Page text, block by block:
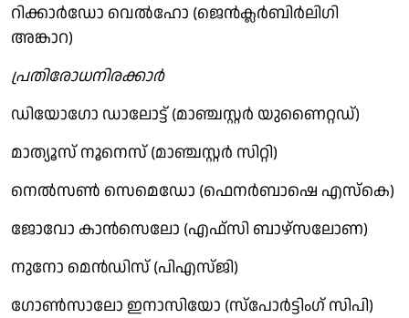
റിക്കാര്‍ഡോ വെല്‍ഹോ (ജെന്‍ക്ലര്‍ബിര്‍ലിഗി
അങ്കാറ)
പ്രതിരോധനിരക്കാര്‍
ഡിയോഗോ ഡാലോട്ട് (മാഞ്ചസ്റ്റര്‍ യുണൈറ്റഡ്)
മാത്യൂസ് നൂനെസ് (മാഞ്ചസ്റ്റര്‍ സിറ്റി)
നെല്‍സണ്‍ സെമെഡോ (ഫെനര്‍ബാഷെ എസ്‌കെ)
ജോവോ കാന്‍സെലോ (എഫ്സി ബാഴ്സലോണ)
നുനോ മെന്‍ഡിസ് (പിഎസ്ജി)
ഗോണ്‍സാലോ ഇനാസിയോ (സ്‌പോര്‍ട്ടിംഗ് സിപി)